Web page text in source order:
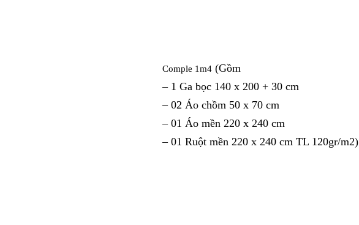
Comple 1m4 (Gồm
– 1 Ga bọc 140 x 200 + 30 cm
– 02 Áo chồm 50 x 70 cm
– 01 Áo mền 220 x 240 cm
– 01 Ruột mền 220 x 240 cm TL 120gr/m2)